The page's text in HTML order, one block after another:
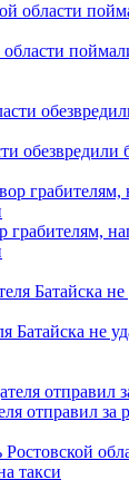
обезвредили
грабителям,
Батайска не
отправил за